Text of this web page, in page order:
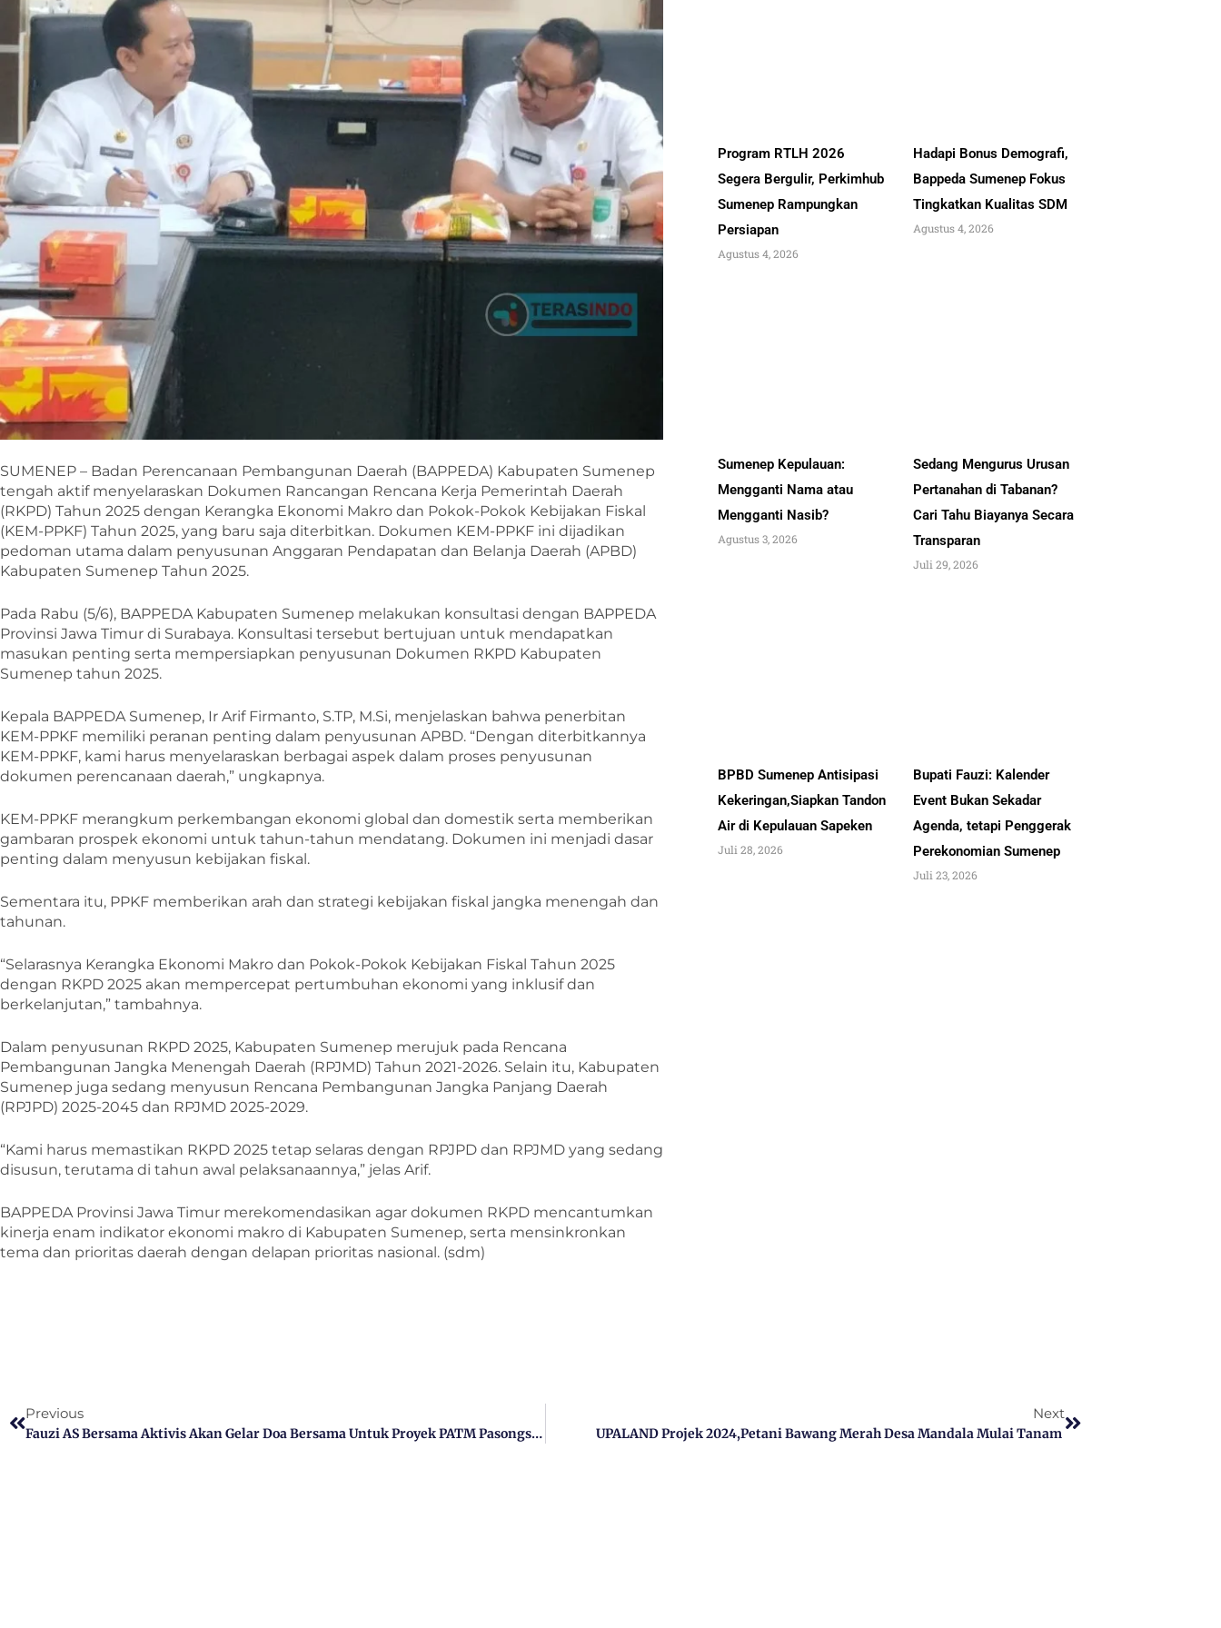
SUMENEP – Badan Perencanaan Pembangunan Daerah (BAPPEDA) Kabupaten Sumenep
tengah aktif menyelaraskan Dokumen Rancangan Rencana Kerja Pemerintah Daerah
(RKPD) Tahun 2025 dengan Kerangka Ekonomi Makro dan Pokok-Pokok Kebijakan Fiskal
(KEM-PPKF) Tahun 2025, yang baru saja diterbitkan. Dokumen KEM-PPKF ini dijadikan
pedoman utama dalam penyusunan Anggaran Pendapatan dan Belanja Daerah (APBD)
Kabupaten Sumenep Tahun 2025.
Pada Rabu (5/6), BAPPEDA Kabupaten Sumenep melakukan konsultasi dengan BAPPEDA
Provinsi Jawa Timur di Surabaya. Konsultasi tersebut bertujuan untuk mendapatkan
masukan penting serta mempersiapkan penyusunan Dokumen RKPD Kabupaten
Sumenep tahun 2025.
Kepala BAPPEDA Sumenep, Ir Arif Firmanto, S.TP, M.Si, menjelaskan bahwa penerbitan
KEM-PPKF memiliki peranan penting dalam penyusunan APBD. “Dengan diterbitkannya
KEM-PPKF, kami harus menyelaraskan berbagai aspek dalam proses penyusunan
dokumen perencanaan daerah,” ungkapnya.
KEM-PPKF merangkum perkembangan ekonomi global dan domestik serta memberikan
gambaran prospek ekonomi untuk tahun-tahun mendatang. Dokumen ini menjadi dasar
penting dalam menyusun kebijakan fiskal.
Sementara itu, PPKF memberikan arah dan strategi kebijakan fiskal jangka menengah dan
tahunan.
“Selarasnya Kerangka Ekonomi Makro dan Pokok-Pokok Kebijakan Fiskal Tahun 2025
dengan RKPD 2025 akan mempercepat pertumbuhan ekonomi yang inklusif dan
berkelanjutan,” tambahnya.
Dalam penyusunan RKPD 2025, Kabupaten Sumenep merujuk pada Rencana
Pembangunan Jangka Menengah Daerah (RPJMD) Tahun 2021-2026. Selain itu, Kabupaten
Sumenep juga sedang menyusun Rencana Pembangunan Jangka Panjang Daerah
(RPJPD) 2025-2045 dan RPJMD 2025-2029.
“Kami harus memastikan RKPD 2025 tetap selaras dengan RPJPD dan RPJMD yang sedang
disusun, terutama di tahun awal pelaksanaannya,” jelas Arif.
BAPPEDA Provinsi Jawa Timur merekomendasikan agar dokumen RKPD mencantumkan
kinerja enam indikator ekonomi makro di Kabupaten Sumenep, serta mensinkronkan
tema dan prioritas daerah dengan delapan prioritas nasional. (sdm)
Program RTLH 2026
Segera Bergulir, Perkimhub
Sumenep Rampungkan
Persiapan
Agustus 4, 2026
Hadapi Bonus Demografi,
Bappeda Sumenep Fokus
Tingkatkan Kualitas SDM
Agustus 4, 2026
Sumenep Kepulauan:
Mengganti Nama atau
Mengganti Nasib?
Agustus 3, 2026
Sedang Mengurus Urusan
Pertanahan di Tabanan?
Cari Tahu Biayanya Secara
Transparan
Juli 29, 2026
BPBD Sumenep Antisipasi
Kekeringan,Siapkan Tandon
Air di Kepulauan Sapeken
Juli 28, 2026
Bupati Fauzi: Kalender
Event Bukan Sekadar
Agenda, tetapi Penggerak
Perekonomian Sumenep
Juli 23, 2026
Previous
Fauzi AS Bersama Aktivis Akan Gelar Doa Bersama Untuk Proyek PATM Pasongsongan Yang Bermasalah
Next
UPALAND Projek 2024,Petani Bawang Merah Desa Mandala Mulai Tanam